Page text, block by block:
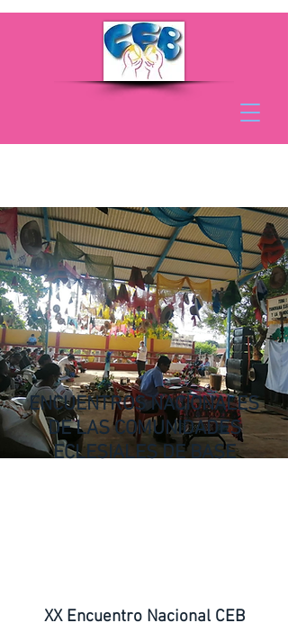
ENCUENTROS NACIONALES
DE LAS COMUNIDADES
ECLESIALES DE BASE​​
XX Encuentro Nacional CEB